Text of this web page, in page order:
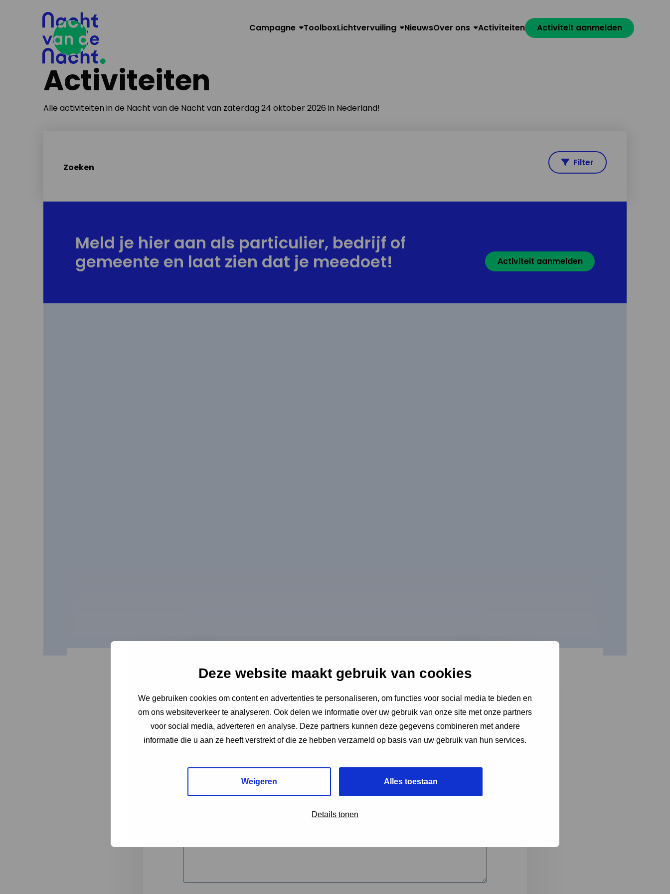
Deze website maakt gebruik van cookies
We gebruiken cookies om content en advertenties te personaliseren, om functies voor social media te bieden en
om ons websiteverkeer te analyseren. Ook delen we informatie over uw gebruik van onze site met onze partners
voor social media, adverteren en analyse. Deze partners kunnen deze gegevens combineren met andere
informatie die u aan ze heeft verstrekt of die ze hebben verzameld op basis van uw gebruik van hun services.
Weigeren Alles toestaan
Details tonen
Campagne ToolboxLichtvervuiling NieuwsOver ons Activiteiten Activiteit aanmelden
Activiteiten
Alle activiteiten in de Nacht van de Nacht van zaterdag 24 oktober 2026 in Nederland!
Zoeken Filter
Meld je hier aan als particulier, bedrijf of
gemeente en laat zien dat je meedoet!
Activiteit aanmelden
"* " geeft vereiste velden aan
1 2
3
Volledige omschrijving*